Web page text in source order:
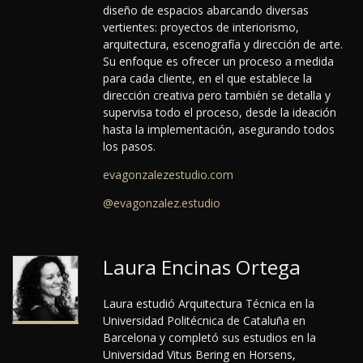
diseño de espacios abarcando diversas
vertientes: proyectos de interiorismo,
arquitectura, escenografía y dirección de arte.
Su enfoque es ofrecer un proceso a medida
para cada cliente, en el que establece la
dirección creativa pero también se detalla y
supervisa todo el proceso, desde la ideación
hasta la implementación, asegurando todos
los pasos.
evagonzalezestudio.com
@evagonzalez.estudio
Laura Encinas Ortega
Laura estudió Arquitectura Técnica en la
Universidad Politécnica de Cataluña en
Barcelona y completó sus estudios en la
Universidad Vitus Bering en Horsens,